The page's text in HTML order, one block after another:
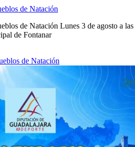
de Natación
de Natación Lunes 3 de agosto a las
de Fontanar
de Natación